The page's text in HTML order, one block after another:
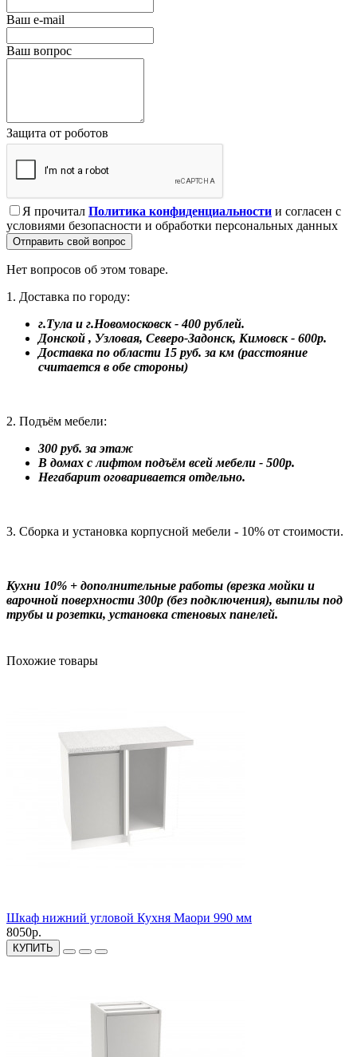
Ваш e-mail
Ваш вопрос
Защита от роботов
Я прочитал Политика конфиденциальности и согласен с
условиями безопасности и обработки персональных данных
Отправить свой вопрос
Нет вопросов об этом товаре.
1. Доставка по городу:
г.Тула и г.Новомосковск - 400 рублей.
Донской , Узловая, Северо-Задонск, Кимовск - 600р.
Доставка по области 15 руб. за км (расстояние
считается в обе стороны)
2. Подъём мебели:
300 руб. за этаж
В домах с лифтом подъём всей мебели - 500р.
Негабарит оговаривается отдельно.
3. Сборка и установка корпусной мебели - 10% от стоимости.
Кухни 10% + дополнительные работы (врезка мойки и
варочной поверхности 300р (без подключения), выпилы под
трубы и розетки, установка стеновых панелей.
Похожие товары
Шкаф нижний угловой Кухня Маори 990 мм
8050р.
КУПИТЬ